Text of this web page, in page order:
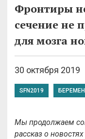
Фронтиры
сечение не
для мозга
30 октября 2019
SFN2019
Мы продолжаем
рассказ о